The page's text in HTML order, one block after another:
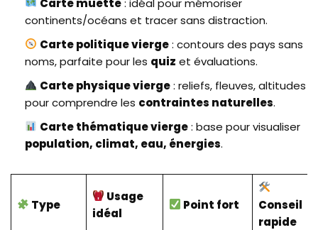
continents/océans et tracer sans distraction.
Carte politique vierge: contours des pays sans
noms, parfaite pour les quiz et évaluations.
Carte physique vierge: reliefs, fleuves, altitudes
pour comprendre les contraintes naturelles.
Carte thématique vierge: base pour visualiser
population, climat, eau, énergies.
Type
Usage
idéal
Point fort
Conseil
rapide